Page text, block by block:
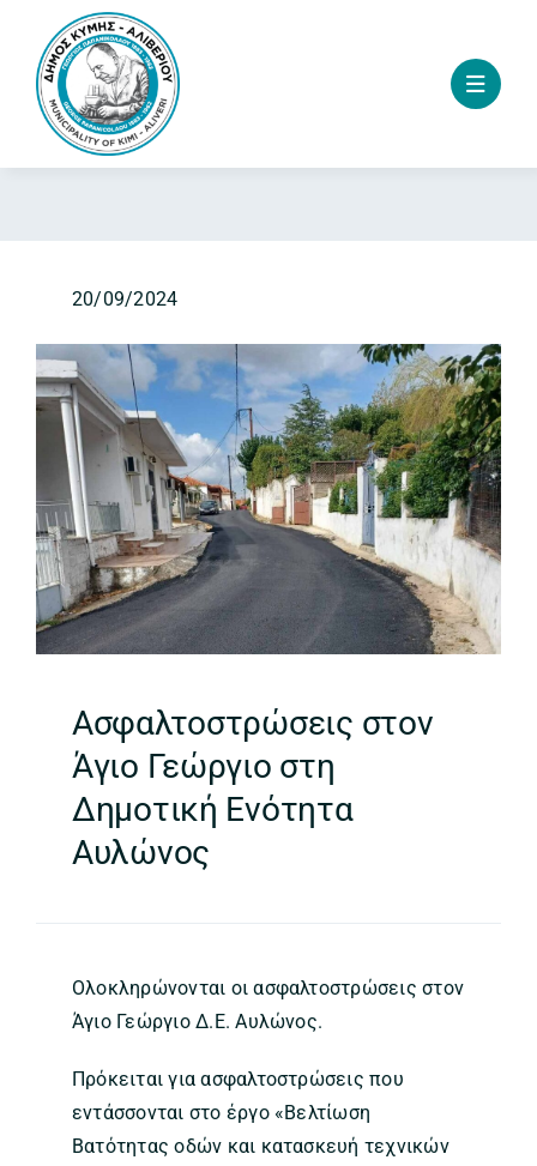
content
20/09/2024
Ασφαλτοστρώσεις στον
Άγιο Γεώργιο στη
Δημοτική Ενότητα
Αυλώνος
Ολοκληρώνονται οι ασφαλτοστρώσεις στον
Άγιο Γεώργιο Δ.Ε. Αυλώνος.
Πρόκειται για ασφαλτοστρώσεις που
εντάσσονται στο έργο «Βελτίωση
Βατότητας οδών και κατασκευή τεχνικών